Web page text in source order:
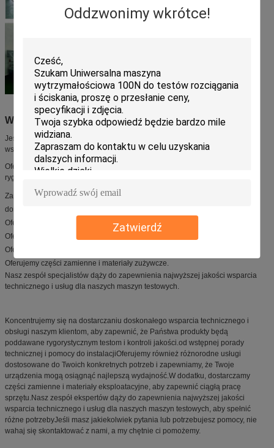
Oddzwonimy wkrótce!
Zatwierdź
Wsparcie techniczne i usługi:
Jesteśmy zobowiązani do zapewnienia naszym klientom wyjątkowego
wsparcia technicznego i usług.
Oferujemy szeroki zakres usług, aby zapewnić, że Twój produkt podlega
rygorystycznym testom i kontroli jakości.
Zapewniamy doradztwo i pomoc techniczną, od wstępnego zapytania do
dostawy produktu.
Oferujemy różnorodne usługi dostosowane do Twoich potrzeb.
Oferujemy usługi instalacji i konfiguracji.
Oferujemy usługi szkoleniowe i konserwacyjne.
Oferujemy części zamienne i materiały zużywcze.
Nasz zespół specjalistów dąży do zapewnienia najwyższej jakości wsparcia
technicznego i usług dla naszych maszyn testowych.
Koncentrujemy się na dostarczaniu doskonałego wsparcia technicznego i
obsługi naszym klientom, aby zapewnić, że Państwa produkty będą
poddawane rygorystycznym testom i kontroli jakości.od wstępnej porady
technicznej i pomocy do instalacjiOferujemy również różnorodne usługi
dostosowane do Twoich konkretnych potrzeb i zapewniamy, że Twoje
urządzenia mogą osiągnąć najlepszą wydajność.W dodatku, dostarczamy
części zamienne i materiały eksploatacyjne, aby zapewnić ciągłą pracę
sprzętu.Nasz zespół ekspertów dąży do zapewnienia najwyższej jakości
wsparcia technicznego i usług dla naszych maszyn testowych, aby spełnić
różne potrzebyJeśli masz jakiekolwiek pytania lub potrzebujesz pomocy, nie
wahaj się skontaktować z nami, a my chętnie ci pomożemy.